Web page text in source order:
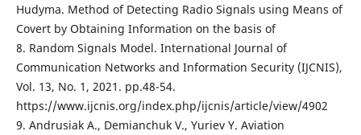
Hudyma. Method of Detecting Radio Signals using Means of
Covert by Obtaining Information on the basis of
8. Random Signals Model. International Journal of
Communication Networks and Information Security (IJCNIS),
Vol. 13, No. 1, 2021. рр.48-54.
https://www.ijcnis.org/index.php/ijcnis/article/view/4902
9. Andrusiak А., Demianchuk V., Yuriev Y. Aviation